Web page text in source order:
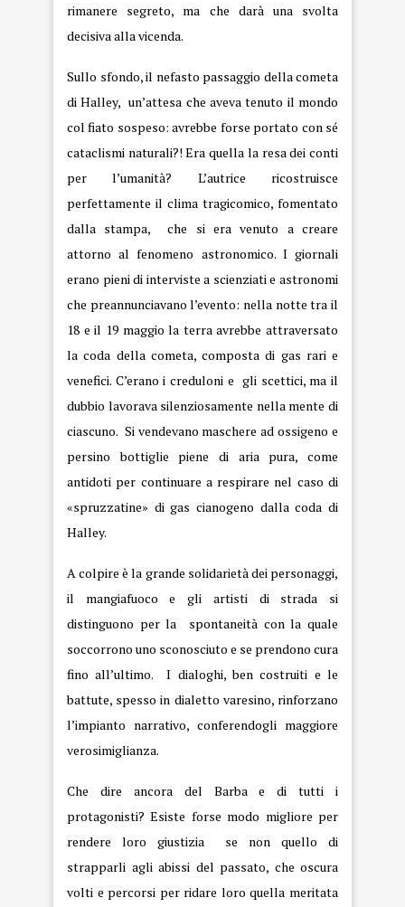
rimanere segreto, ma che darà una svolta
decisiva alla vicenda.
Sullo sfondo, il nefasto passaggio della cometa
di Halley, un’attesa che aveva tenuto il mondo
col fiato sospeso: avrebbe forse portato con sé
cataclismi naturali?! Era quella la resa dei conti
per l’umanità? L’autrice ricostruisce
perfettamente il clima tragicomico, fomentato
dalla stampa, che si era venuto a creare
attorno al fenomeno astronomico. I giornali
erano pieni di interviste a scienziati e astronomi
che preannunciavano l’evento: nella notte tra il
18 e il 19 maggio la terra avrebbe attraversato
la coda della cometa, composta di gas rari e
venefici. C’erano i creduloni e gli scettici, ma il
dubbio lavorava silenziosamente nella mente di
ciascuno. Si vendevano maschere ad ossigeno e
persino bottiglie piene di aria pura, come
antidoti per continuare a respirare nel caso di
«spruzzatine» di gas cianogeno dalla coda di
Halley.
A colpire è la grande solidarietà dei personaggi,
il mangiafuoco e gli artisti di strada si
distinguono per la spontaneità con la quale
soccorrono uno sconosciuto e se prendono cura
fino all’ultimo. I dialoghi, ben costruiti e le
battute, spesso in dialetto varesino, rinforzano
l’impianto narrativo, conferendogli maggiore
verosimiglianza.
Che dire ancora del Barba e di tutti i
protagonisti? Esiste forse modo migliore per
rendere loro giustizia se non quello di
strapparli agli abissi del passato, che oscura
volti e percorsi per ridare loro quella meritata